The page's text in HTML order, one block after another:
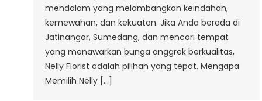
mendalam yang melambangkan keindahan,
kemewahan, dan kekuatan. Jika Anda berada di
Jatinangor, Sumedang, dan mencari tempat
yang menawarkan bunga anggrek berkualitas,
Nelly Florist adalah pilihan yang tepat. Mengapa
Memilih Nelly […]